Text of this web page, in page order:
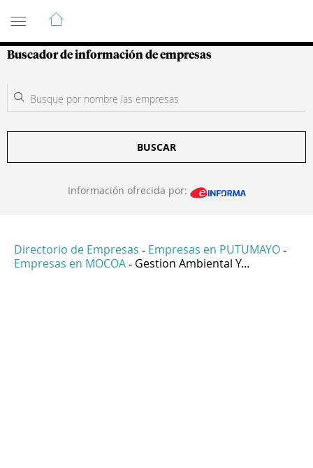
Guía de Empresas Colombianas
Buscador de información de empresas
BUSCAR
Información ofrecida por:
Directorio de Empresas - Empresas en PUTUMAYO -
Empresas en MOCOA - Gestion Ambiental Y...